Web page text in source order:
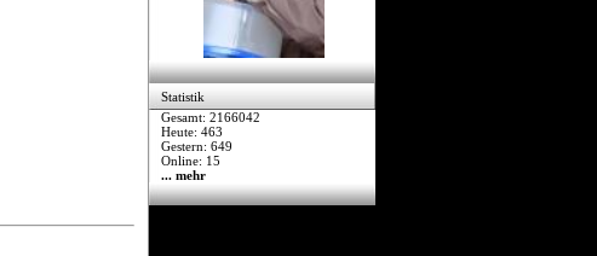
Statistik
Gesamt: 2166042
Heute: 463
Gestern: 649
Online: 15
... mehr